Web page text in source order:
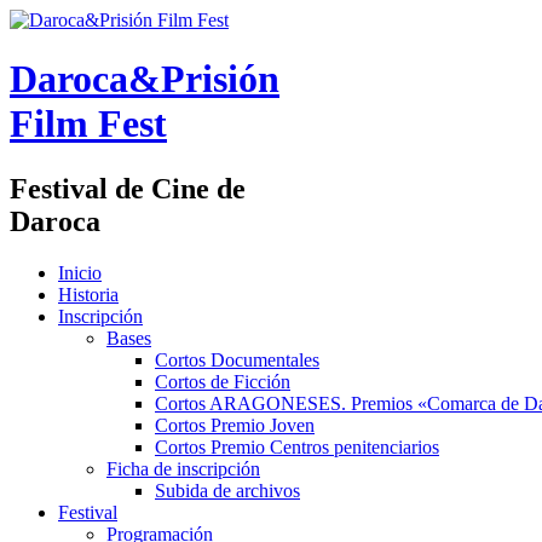
Daroca&Prisión
Film Fest
Festival de Cine de
Daroca
Inicio
Historia
Inscripción
Bases
Cortos Documentales
Cortos de Ficción
Cortos ARAGONESES. Premios «Comarca de
Cortos Premio Joven
Cortos Premio Centros penitenciarios
Ficha de inscripción
Subida de archivos
Festival
Programación